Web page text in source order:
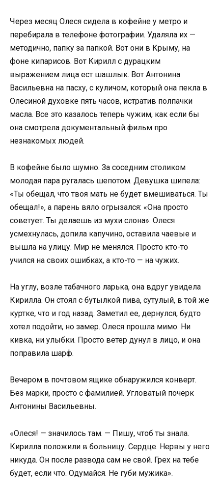
Через месяц Олеся сидела в кофейне у метро и
перебирала в телефоне фотографии. Удаляла их —
методично, папку за папкой. Вот они в Крыму, на
фоне кипарисов. Вот Кирилл с дурацким
выражением лица ест шашлык. Вот Антонина
Васильевна на пасху, с куличом, который она пекла в
Олесиной духовке пять часов, истратив полпачки
масла. Все это казалось теперь чужим, как если бы
она смотрела документальный фильм про
незнакомых людей.
В кофейне было шумно. За соседним столиком
молодая пара ругалась шепотом. Девушка шипела:
«Ты обещал, что твоя мать не будет вмешиваться. Ты
обещал!», а парень вяло огрызался: «Она просто
советует. Ты делаешь из мухи слона». Олеся
усмехнулась, допила капучино, оставила чаевые и
вышла на улицу. Мир не менялся. Просто кто-то
учился на своих ошибках, а кто-то — на чужих.
На углу, возле табачного ларька, она вдруг увидела
Кирилла. Он стоял с бутылкой пива, сутулый, в той же
куртке, что и год назад. Заметил ее, дернулся, будто
хотел подойти, но замер. Олеся прошла мимо. Ни
кивка, ни улыбки. Просто ветер дунул в лицо, и она
поправила шарф.
Вечером в почтовом ящике обнаружился конверт.
Без марки, просто с фамилией. Угловатый почерк
Антонины Васильевны.
«Олеся! — значилось там. — Пишу, чтоб ты знала.
Кирилла положили в больницу. Сердце. Нервы у него
никуда. Он после развода сам не свой. Грех на тебе
будет, если что. Одумайся. Не губи мужика».